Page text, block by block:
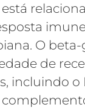
O
de
incluindo o